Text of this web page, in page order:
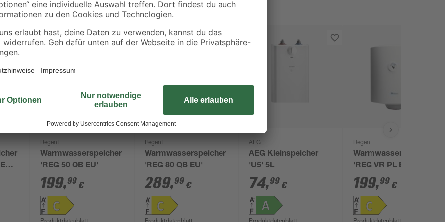
Regent
Warmwasserspeicher
'REG 50 QB EU'
199,99 €
Produktdatenblatt
Regent
Warmwasserspeicher
'REG 80 QB EU'
289,99 €
Produktdatenblatt
AEG
AEG Kleinspeicher
'U5' 5L
74,99 €
Produktdatenblatt
Regent
Warmwasserspeicher
'REG VR PL EU' 80 l
199,99 €
Produktdatenblatt